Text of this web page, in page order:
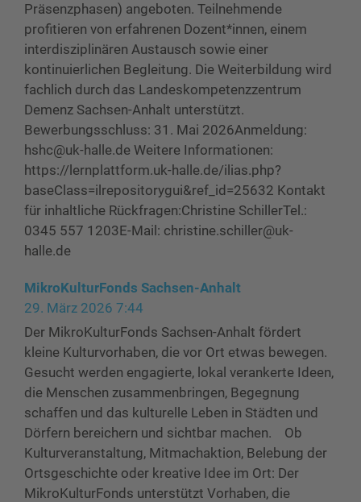
Präsenzphasen) angeboten. Teilnehmende
profitieren von erfahrenen Dozent*innen, einem
interdisziplinären Austausch sowie einer
kontinuierlichen Begleitung. Die Weiterbildung wird
fachlich durch das Landeskompetenzzentrum
Demenz Sachsen-Anhalt unterstützt.
Bewerbungsschluss: 31. Mai 2026Anmeldung:
hshc@uk-halle.de Weitere Informationen:
https://lernplattform.uk-halle.de/ilias.php?
baseClass=ilrepositorygui&ref_id=25632 Kontakt
für inhaltliche Rückfragen:Christine SchillerTel.:
0345 557 1203E-Mail: christine.schiller@uk-
halle.de
MikroKulturFonds Sachsen-Anhalt
29. März 2026 7:44
Der MikroKulturFonds Sachsen-Anhalt fördert
kleine Kulturvorhaben, die vor Ort etwas bewegen.
Gesucht werden engagierte, lokal verankerte Ideen,
die Menschen zusammenbringen, Begegnung
schaffen und das kulturelle Leben in Städten und
Dörfern bereichern und sichtbar machen. Ob
Kulturveranstaltung, Mitmachaktion, Belebung der
Ortsgeschichte oder kreative Idee im Ort: Der
MikroKulturFonds unterstützt Vorhaben, die